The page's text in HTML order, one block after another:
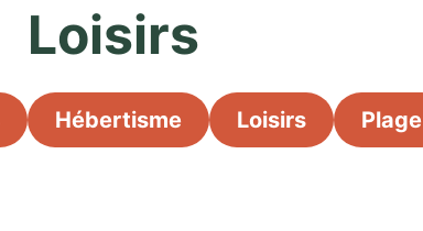
Loisirs
Hébertisme Loisirs Plage